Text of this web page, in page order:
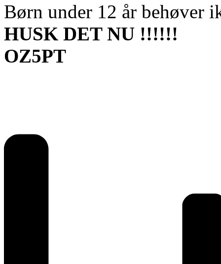
Børn under 12 år behøver
HUSK DET NU !!!!!!​
OZ5PT